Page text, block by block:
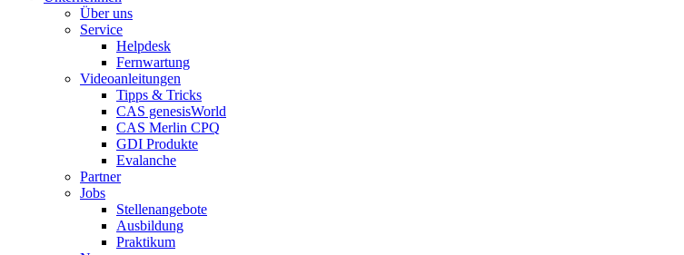
Über uns
Service
Helpdesk
Fernwartung
Videoanleitungen
Tipps & Tricks
CAS genesisWorld
CAS Merlin CPQ
GDI Produkte
Evalanche
Partner
Jobs
Stellenangebote
Ausbildung
Praktikum